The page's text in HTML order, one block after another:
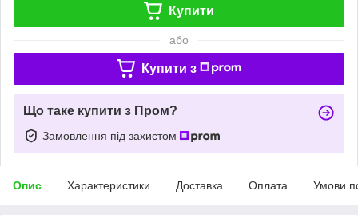
Купити
або
Купити з
Що таке купити з Пром?
Замовлення під захистом
Опис Характеристики Доставка Оплата Умови